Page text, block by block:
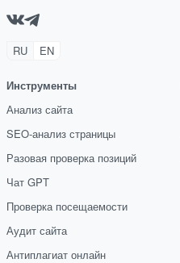
RU EN
Инструменты
Анализ сайта
SEO-анализ страницы
Разовая проверка позиций
Чат GPT
Проверка посещаемости
Аудит сайта
Антиплагиат онлайн